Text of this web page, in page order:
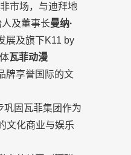
市场，与迪拜地
及董事长曼纳·
展及旗下K11 by
瓦菲动漫
牌享誉国际的文
巩固瓦菲集团作为
文化商业与娱乐